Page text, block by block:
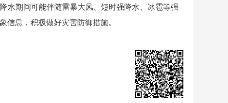
期间可能伴随雷暴大风、短时强降水、冰雹等强
信息，积极做好灾害防御措施。